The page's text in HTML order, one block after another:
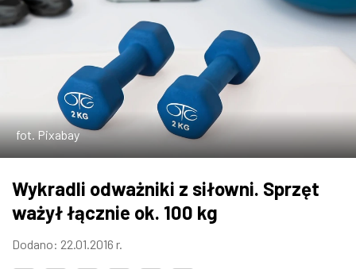
ZDJĘCIA
W WARSZAWIE
MARKETPLACE
fot. Pixabay
Wykradli odważniki z siłowni. Sprzęt
ważył łącznie ok. 100 kg
Dodano: 22.01.2016 r.